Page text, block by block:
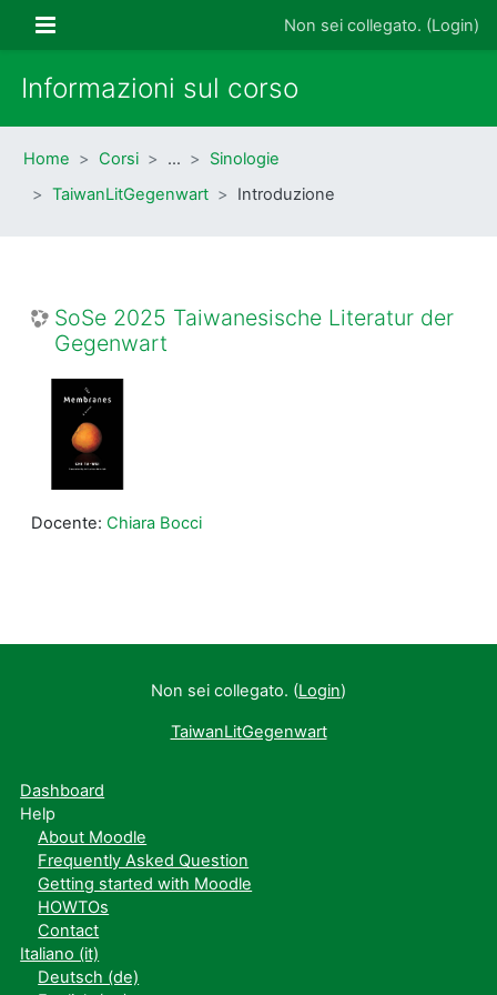
Pannello laterale Non sei collegato. (Login)
Informazioni sul corso
Home Corsi …
Sinologie
TaiwanLitGegenwart
Introduzione
SoSe 2025 Taiwanesische Literatur der
Gegenwart
Docente: Chiara Bocci
Non sei collegato. (Login)
TaiwanLitGegenwart
Dashboard
Help
About Moodle
Frequently Asked Question
Getting started with Moodle
HOWTOs
Contact
Italiano ‎(it)‎
Deutsch ‎(de)‎